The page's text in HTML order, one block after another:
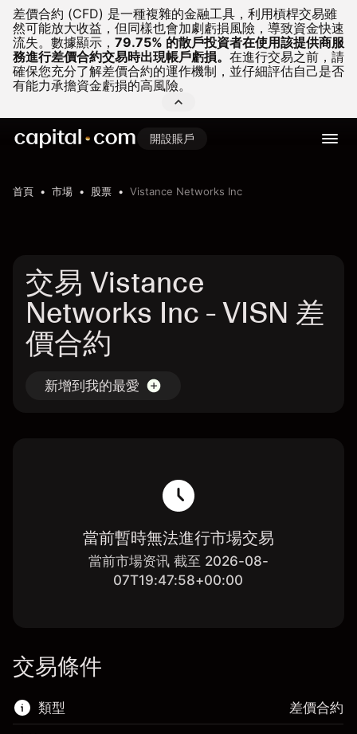
差價合約 (CFD) 是一種複雜的金融工具，利用槓桿交易雖
然可能放大收益，但同樣也會加劇虧損風險，導致資金快速
流失。 數據顯示， 79.75% 的散戶投資者在使用該提供商服
務進行差價合約交易時出現帳戶虧損。 在進行交易之前，請
確保您充分了解差價合約的運作機制，並仔細評估自己是否
有能力承擔資金虧損的高風險。
開設賬戶
首頁 市場 股票 Vistance Networks Inc
交易 Vistance
Networks Inc - VISN 差
價合約
新增到我的最愛
當前暫時無法進行市場交易
當前市場资讯 截至 2026-08-
07T19:47:58+00:00
交易條件
類型 差價合約